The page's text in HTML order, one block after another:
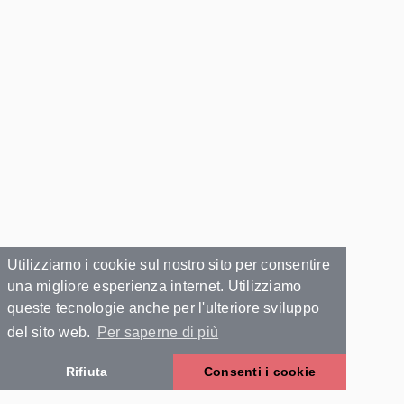
Utilizziamo i cookie sul nostro sito per consentire
una migliore esperienza internet. Utilizziamo
queste tecnologie anche per l'ulteriore sviluppo
del sito web.
Per saperne di più
Rifiuta Consenti i cookie